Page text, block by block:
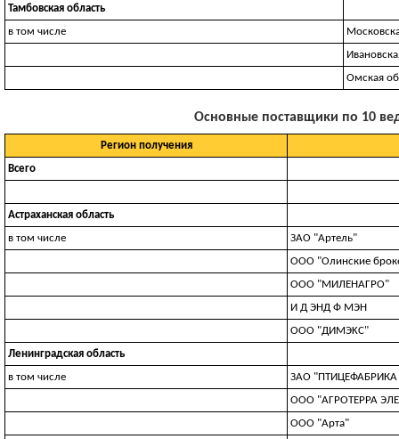
Тамбовская область
в том числе
Омская
Основные поставщики по 10
Регион получения
Всего
Астраханская область
в том числе
ЗАО "Артель"
ООО "Олинские
ООО "МИЛЕНАГРО"
И Д ЭНД Ф МЭН
OOO "ДИMЭKC"
Ленинградская область
в том числе
ЗАО "ПТИЦЕФАБРИКА
OOO "AГPOTEPPA
ООО "Арта"